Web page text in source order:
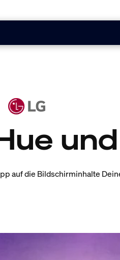
auf die Bildschirminhalte